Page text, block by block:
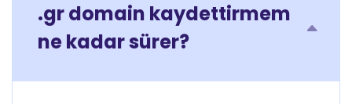
.gr domain kaydettirmem
ne kadar sürer?